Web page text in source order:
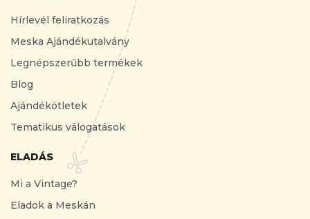
Hírlevél feliratkozás
Meska Ajándékutalvány
Legnépszerűbb termékek
Blog
Ajándékötletek
Tematikus válogatások
ELADÁS
Mi a Vintage?
Eladok a Meskán